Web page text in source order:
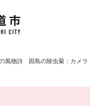
風物詩 因島の除虫菊：カメラ